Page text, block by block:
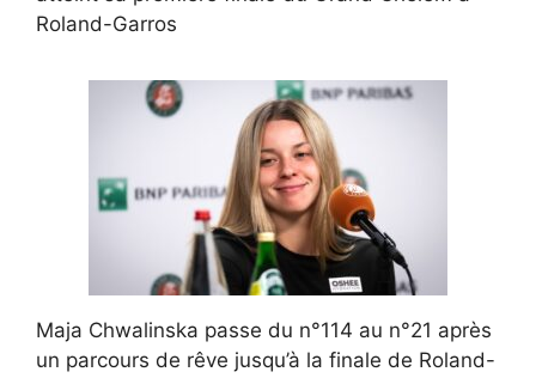
Roland-Garros
Maja Chwalinska passe du n°114 au n°21 après
un parcours de rêve jusqu’à la finale de Roland-